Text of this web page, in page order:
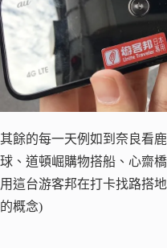
其餘的每一天例如到奈良看
球、道頓崛購物搭船、心齋
用這台游客邦在打卡找路搭
的概念)